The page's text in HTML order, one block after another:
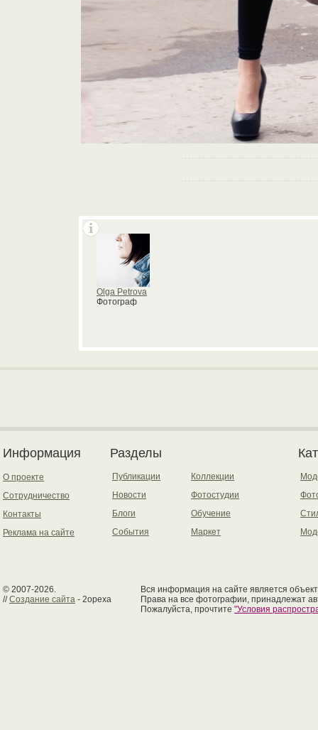
Olga Petrova
Фотограф
Информация
О проекте
Сотрудничество
Контакты
Реклама на сайте
Разделы
Публикации
Новости
Блоги
События
Коллекции
Фотостудии
Обучение
Маркет
© 2007-2026.
//Создание сайта - 2opexa
Вся информация на сайте является
Права на все фотографии, принадлежат
Пожалуйста, прочтите "Условия